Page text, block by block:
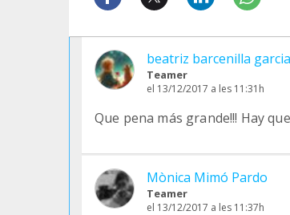
beatriz barcenilla garcia
Teamer
el 13/12/2017 a les 11:31h
Que pena más grande!!! Hay
Mònica Mimó Pardo
Teamer
el 13/12/2017 a les 11:37h